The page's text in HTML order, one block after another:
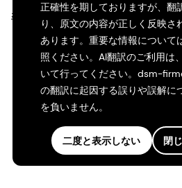
表示>正確性を期しておりますが、翻
り、原文の内容が正しく反映さ
あります。重要な情報について
照ください。AI翻訳のご利用は
いて行ってください。dsm-
の翻訳に起因する誤りや誤解に
を負いません。
二度と表示しない 閉